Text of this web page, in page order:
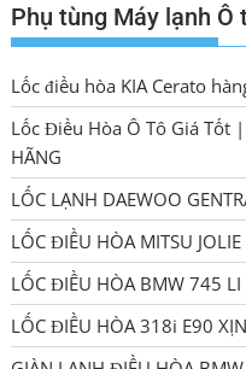
Phụ tùng Máy lạnh Ô
Lốc điều hòa KIA Cerato
Lốc Điều Hòa Ô Tô Giá Tốt
HÃNG
LỐC LẠNH DAEWOO
LỐC ĐIỀU HÒA MITSU JOLIE
LỐC ĐIỀU HÒA BMW 745 LI
LỐC ĐIỀU HÒA 318i E90 XỊN